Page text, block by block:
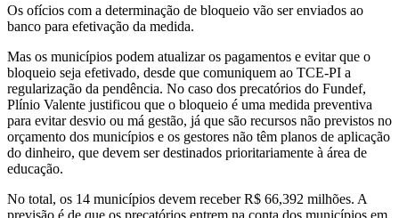
Os ofícios com a determinação de bloqueio vão ser enviados ao
banco para efetivação da medida.
Mas os municípios podem atualizar os pagamentos e evitar que o
bloqueio seja efetivado, desde que comuniquem ao TCE-PI a
regularização da pendência. No caso dos precatórios do Fundef,
Plínio Valente justificou que o bloqueio é uma medida preventiva
para evitar desvio ou má gestão, já que são recursos não previstos no
orçamento dos municípios e os gestores não têm planos de aplicação
do dinheiro, que devem ser destinados prioritariamente à área de
educação.
No total, os 14 municípios devem receber R$ 66,392 milhões. A
previsão é de que os precatórios entrem na conta dos municípios em